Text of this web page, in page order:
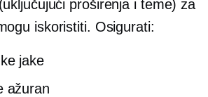
proširenja i teme) za
iskoristiti. Osigurati:
jake
ažuran